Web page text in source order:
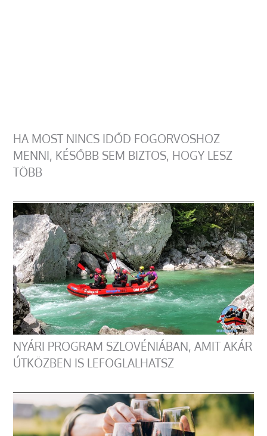
HA MOST NINCS IDŐD FOGORVOSHOZ
MENNI, KÉSŐBB SEM BIZTOS, HOGY LESZ
TÖBB
NYÁRI PROGRAM SZLOVÉNIÁBAN, AMIT AKÁR
ÚTKÖZBEN IS LEFOGLALHATSZ